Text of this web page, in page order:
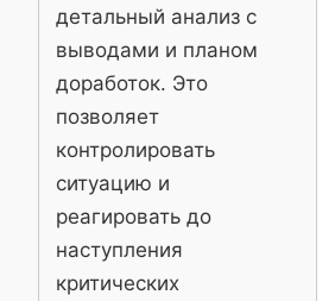
детальный анализ с
выводами и планом
доработок. Это
позволяет
контролировать
ситуацию и
реагировать до
наступления
критических